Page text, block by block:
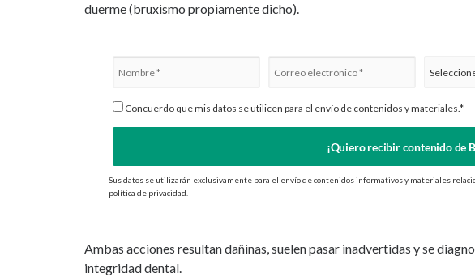
duerme (bruxismo propiamente dicho).
Concuerdo que mis datos se utilicen para el envío de contenidos y materiales.*
¡Quiero recibir contenido de
Sus datos se utilizarán exclusivamente para el envío de contenidos informativos y materiales
política de privacidad.
Ambas acciones resultan dañinas, suelen pasar inadvertidas y se
integridad dental.